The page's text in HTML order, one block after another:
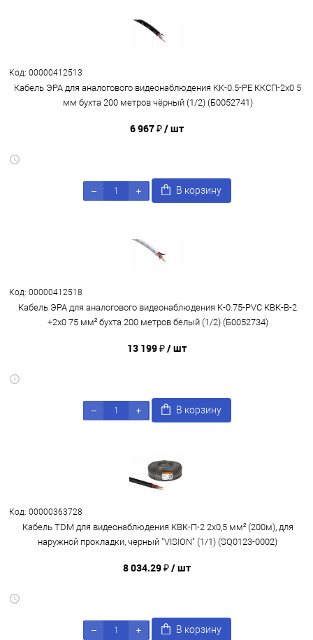
Код: 00000412513
Кабель ЭРА для аналогового видеонаблюдения KK-0.5-PE ККСП-2x0 5
мм бухта 200 метров чёрный (1/2) (Б0052741)
6 967 ₽/ шт
В корзину
Код: 00000412518
Кабель ЭРА для аналогового видеонаблюдения K-0.75-PVC КВК-В-2
+2x0 75 мм² бухта 200 метров белый (1/2) (Б0052734)
13 199 ₽/ шт
В корзину
Код: 00000363728
Кабель TDM для видеонаблюдения КВК-П-2 2х0,5 мм² (200м), для
наружной прокладки, черный "VISION" (1/1) (SQ0123-0002)
8 034.29 ₽/ шт
В корзину